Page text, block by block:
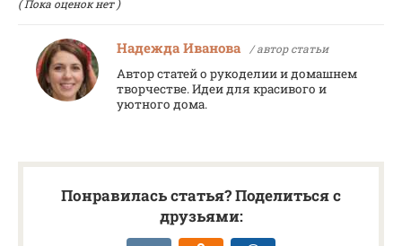
( Пока оценок нет )
Надежда Иванова / автор статьи
Автор статей о рукоделии и домашнем
творчестве. Идеи для красивого и
уютного дома.
Понравилась статья? Поделиться с
друзьями: